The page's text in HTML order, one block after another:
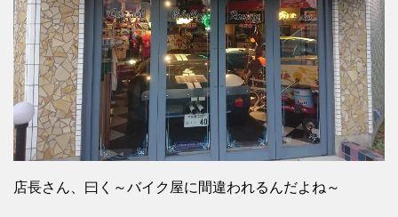
店長さん、曰く～バイク屋に間違われるんだよね～